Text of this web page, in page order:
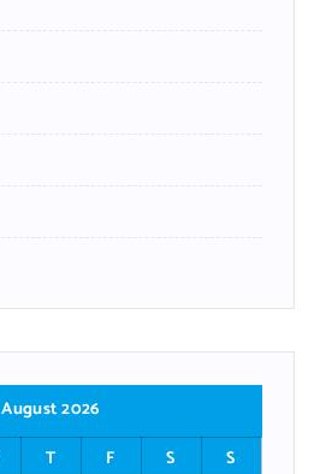
August 2026
T F S
S